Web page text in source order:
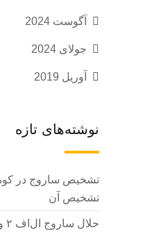
آگوست 2024
جولای 2024
آوریل 2019
نوشته‌های تازه
تشخیص ساروج در
تشخیص آن